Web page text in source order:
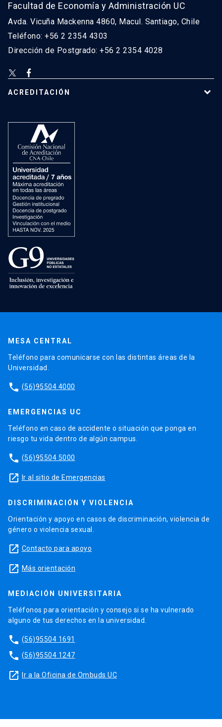
Facultad de Economía y Administración UC
Avda. Vicuña Mackenna 4860, Macul. Santiago, Chile
Teléfono: +56 2 2354 4303
Dirección de Postgrado: +56 2 2354 4028
ACREDITACIÓN
MESA CENTRAL
Teléfono para comunicarse con las distintas áreas de la
Universidad.
phone (56)95504 4000
EMERGENCIAS UC
Teléfono en caso de accidente o situación que ponga en
riesgo tu vida dentro de algún campus.
phone (56)95504 5000
launch Ir al sitio de Emergencias
DISCRIMINACIÓN Y VIOLENCIA
Orientación y apoyo en casos de discriminación, violencia de
género o violencia sexual.
launch Contacto para apoyo
launch Más orientación
MEDIACIÓN UNIVERSITARIA
Teléfonos para orientación y consejo si se ha vulnerado
alguno de tus derechos en la universidad.
phone (56)95504 1691
phone (56)95504 1247
launch Ir a la Oficina de Ombuds UC